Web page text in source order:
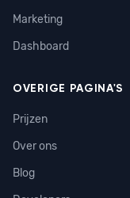
Marketing
Dashboard
OVERIGE PAGINA'S
Prijzen
Over ons
Blog